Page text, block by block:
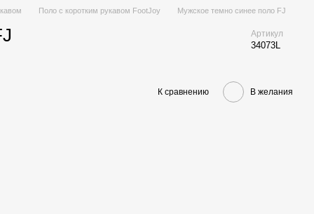
Поло с коротким рукавом FootJoy Мужское темно синее поло FJ
Артикул
34073L
К сравнению В желания